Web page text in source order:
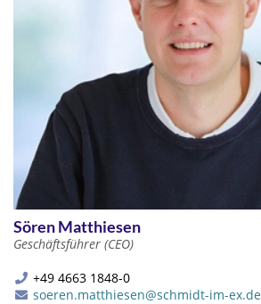
Sören Matthiesen
Geschäftsführer (CEO)
+49 4663 1848-0
soeren.matthiesen@schmidt-im-ex.de